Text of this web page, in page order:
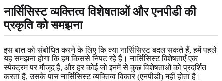
नार्सिसिस्ट व्यक्तित्व विशेषताओं और एनपीडी की
प्रकृति को समझना
इस बात को संबोधित करने के लिए कि क्या नार्सिसिस्ट बदल सकते हैं, हमें पहले
यह समझना होगा कि हम किससे निपट रहे हैं। नार्सिसिस्ट विशेषताएँ एक
स्पेक्ट्रम पर मौजूद हैं, और हर कोई जो इनमें से कुछ विशेषताओं को प्रदर्शित
करता है, उसके पास नार्सिसिस्ट व्यक्तित्व विकार (एनपीडी) नहीं होता है।